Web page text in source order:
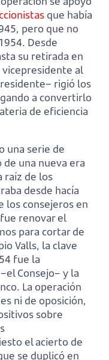
que había
pero que no
Desde
su retirada en
vicepresidente al
rigió los
a convertirlo
de eficiencia
una serie de
una nueva era
raíz de los
desde hacía
los consejeros en
renovar el
para cortar de
Valls, la clave
fue la
Consejo– y la
La operación
ni de oposición,
sobre
el acierto de
se duplicó en